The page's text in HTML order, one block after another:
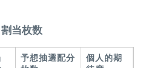
当枚数
予想抽選配分
個人的期